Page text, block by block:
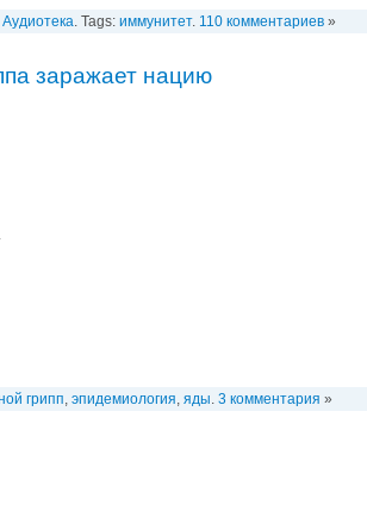
. Tags: иммунитет. 110 комментариев »
заражает нацию
грипп, эпидемиология, яды. 3 комментария »